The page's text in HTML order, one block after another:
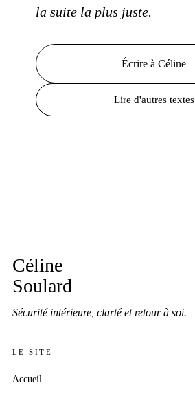
la suite la plus juste.
Écrire à Céline
Lire d'autres textes
Céline
Soulard
Sécurité intérieure, clarté et retour à soi.
LE SITE
Accueil